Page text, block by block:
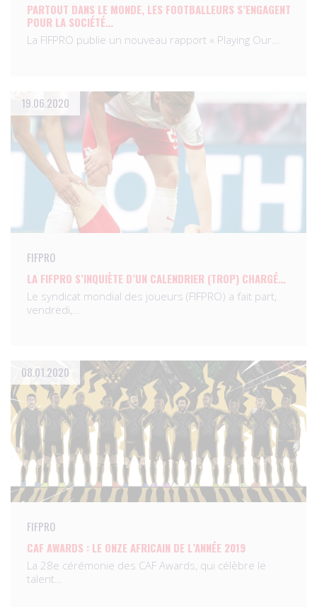
PARTOUT DANS LE MONDE, LES FOOTBALLEURS S’ENGAGENT
POUR LA SOCIÉTÉ…
La FIFPRO publie un nouveau rapport « Playing Our…
19.06.2020
FIFPRO
LA FIFPRO S’INQUIÈTE D’UN CALENDRIER (TROP) CHARGÉ…
Le syndicat mondial des joueurs (FIFPRO) a fait part,
vendredi,…
08.01.2020
FIFPRO
CAF AWARDS : LE ONZE AFRICAIN DE L’ANNÉE 2019
La 28e cérémonie des CAF Awards, qui célèbre le
talent…